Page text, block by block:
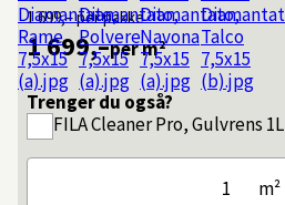
1 699,–per pakke
1 699,–per m²
Trenger du også?
FILACleaner Pro, Gulvrens 1L
m²